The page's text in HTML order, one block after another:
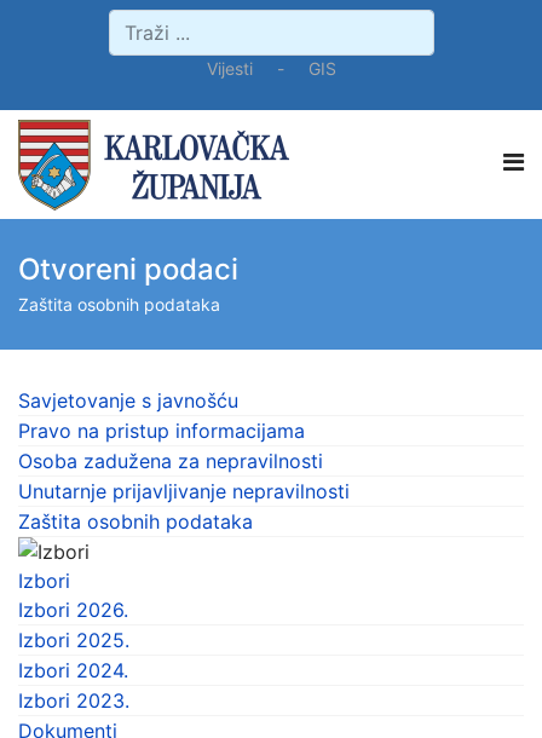
Vijesti- GIS
Otvoreni podaci
Zaštita osobnih podataka
Savjetovanje s javnošću
Pravo na pristup informacijama
Osoba zadužena za nepravilnosti
Unutarnje prijavljivanje nepravilnosti
Zaštita osobnih podataka
Izbori
Izbori 2026.
Izbori 2025.
Izbori 2024.
Izbori 2023.
Dokumenti